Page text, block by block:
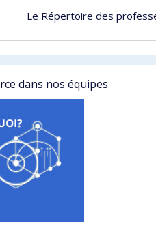
Le Répertoire des
dans nos équipes